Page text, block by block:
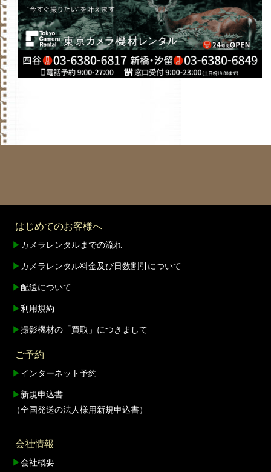
はじめてのお客様へ
▶ カメラレンタルまでの流れ
▶ カメラレンタル料金及び日数割引について
▶配送について
▶利用規約
▶撮影機材の「買取」につきまして
ご予約
▶ インターネット予約
▶ 新規申込書
（全国発送の法人様用新規申込書）
会社情報
▶会社概要